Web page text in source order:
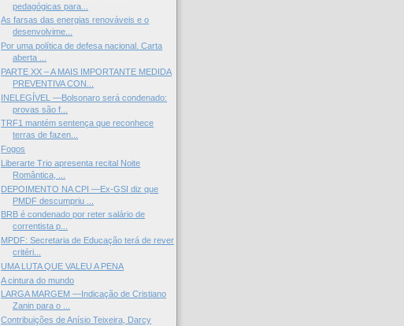
pedagógicas para...
As farsas das energias renováveis e o
desenvolvime...
Por uma política de defesa nacional. Carta
aberta ...
PARTE XX – A MAIS IMPORTANTE MEDIDA
PREVENTIVA CON...
INELEGÍVEL —Bolsonaro será condenado:
provas são f...
TRF1 mantém sentença que reconhece
terras de fazen...
Fogos
Liberarte Trio apresenta recital Noite
Romântica, ...
DEPOIMENTO NA CPI —Ex-GSI diz que
PMDF descumpriu ...
BRB é condenado por reter salário de
correntista p...
MPDF: Secretaria de Educação terá de rever
critéri...
UMA LUTA QUE VALEU A PENA
A cintura do mundo
LARGA MARGEM —Indicação de Cristiano
Zanin para o ...
Contribuições de Anísio Teixeira, Darcy